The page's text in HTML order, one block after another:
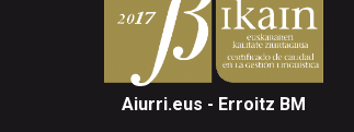
Aiurri.eus - Erroitz BM